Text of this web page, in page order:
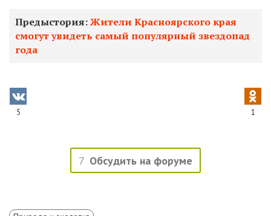
Предыстория:Жители Красноярского края
смогут увидеть самый популярный звездопад
года
5 1
7 Обсудить на форуме